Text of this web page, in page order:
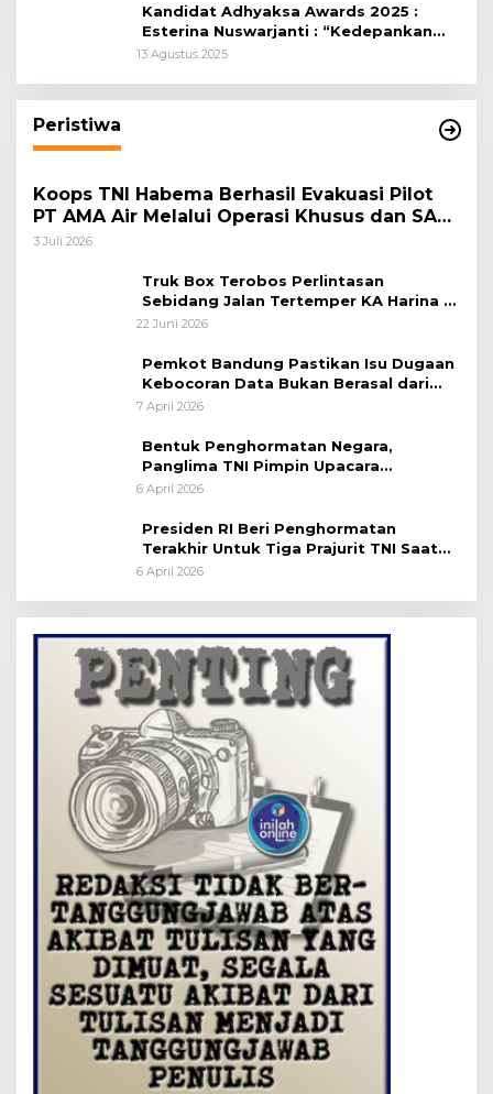
Kandidat Adhyaksa Awards 2025 :
Esterina Nuswarjanti : “Kedepankan
Keadilan Restoratif Wujudkan
13 Agustus 2025
Peristiwa
Koops TNI Habema Berhasil Evakuasi Pilot
PT AMA Air Melalui Operasi Khusus dan SAR
Taktis
3 Juli 2026
Truk Box Terobos Perlintasan
Sebidang Jalan Tertemper KA Harina di
Jalan Stasiun Poncol-Jrakah Semarang
22 Juni 2026
Pemkot Bandung Pastikan Isu Dugaan
Kebocoran Data Bukan Berasal dari
Server Disdukcapil
7 April 2026
Bentuk Penghormatan Negara,
Panglima TNI Pimpin Upacara
Pemakaman Militer
6 April 2026
Presiden RI Beri Penghormatan
Terakhir Untuk Tiga Prajurit TNI Saat
Persemayaman di Bandara Soekarno-
6 April 2026